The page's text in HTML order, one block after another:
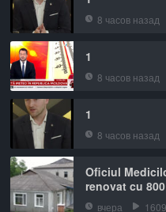
8 часов назад
1
8 часов назад
1
8 часов назад
Oficiul
renovat cu
вчера 1609